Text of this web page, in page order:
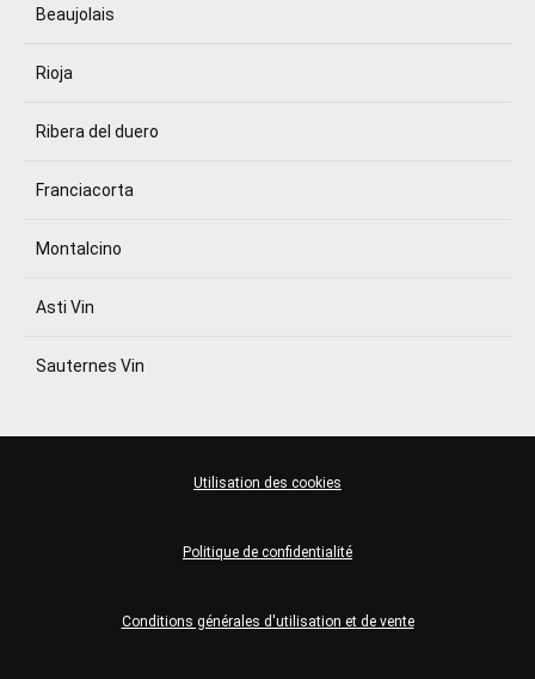
Beaujolais
Rioja
Ribera del duero
Franciacorta
Montalcino
Asti Vin
Sauternes Vin
Conditions générales d'utilisation et de vente
Politique de confidentialité
Utilisation des cookies